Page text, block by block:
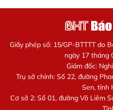
Giấy phép số: 15/GP-BTTTT do
ngày 17 tháng
Giám đốc:
Trụ sở chính: Số 22, đường
Sen, tỉnh
Cơ sở 2: Số 01, đường Võ Liêm